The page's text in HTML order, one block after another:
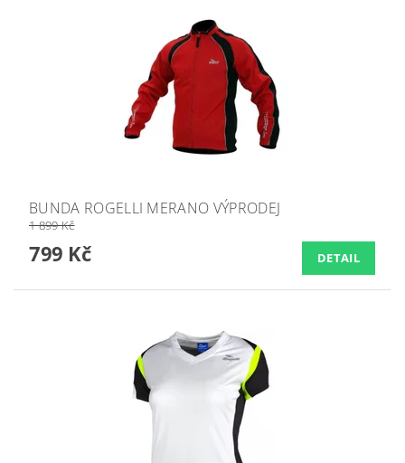
BUNDA ROGELLI MERANO VÝPRODEJ
1 899 Kč
799 Kč DETAIL